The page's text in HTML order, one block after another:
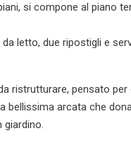
si compone al piano
letto, due ripostigli e
ristrutturare, pensato
bellissima arcata che
giardino.